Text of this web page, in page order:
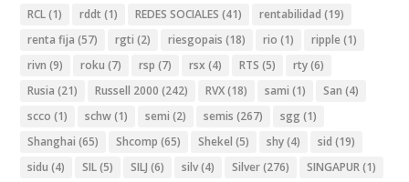
RCL(1) rddt (1) REDES SOCIALES (41) rentabilidad (19)
renta fija (57) rgti (2) riesgopais (18) rio (1) ripple (1)
rivn (9) roku (7) rsp (7) rsx (4) RTS (5) rty(6)
Rusia (21) Russell 2000 (242) RVX(18) sami (1) San (4)
scco (1) schw(1) semi (2) semis (267) sgg (1)
Shanghai (65) Shcomp (65) Shekel (5) shy(4) sid (19)
sidu (4) SIL(5) SILJ (6) silv(4) Silver(276) SINGAPUR(1)